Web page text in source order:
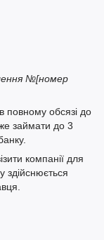
№[номер
повному обсязі до
займати до 3
компанії для
здійснюється